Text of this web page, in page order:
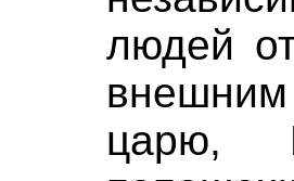
людей
царю,